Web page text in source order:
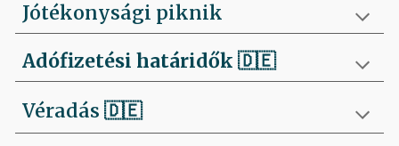
Jótékonysági piknik
Adófizetési határidők🇩🇪
Véradás🇩🇪